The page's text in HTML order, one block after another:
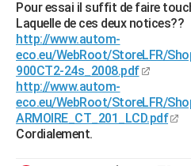
Pour essai il suffit de faire
Laquelle de ces deux notices??
http://www.autom-
eco.eu/WebRoot/StoreLFR/
900CT2-24s_2008.pdf
http://www.autom-
eco.eu/WebRoot/StoreLFR/
ARMOIRE_CT_201_LCD.pdf
Cordialement.